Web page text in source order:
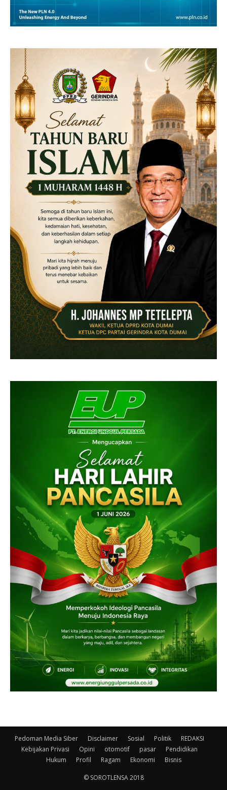
Pedoman Media Siber Disclaimer Sosial Politik
REDAKSI
Kebijakan Privasi
Opini otomotif pasar
Pendidikan
Hukum
Profil Ragam Ekonomi Bisnis
© SOROTLENSA 2018